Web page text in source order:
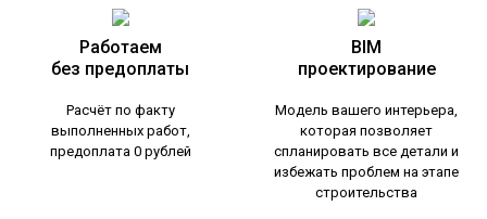
Работаем
без предоплаты
Расчёт по факту
выполненных работ,
предоплата 0 рублей
BIM
проектирование
Модель вашего интерьера,
которая позволяет
спланировать все детали и
избежать проблем на этапе
строительства